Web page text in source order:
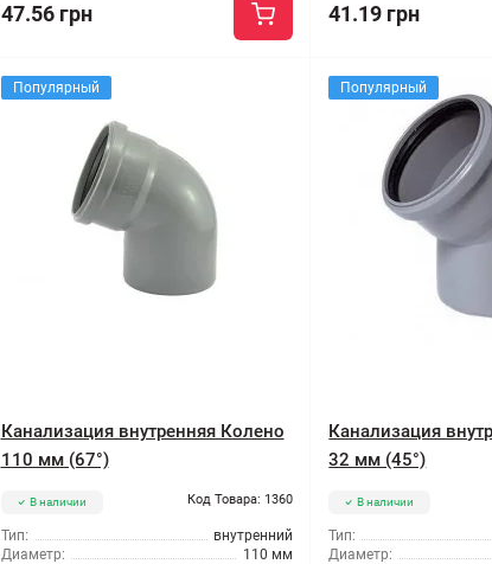
47.56 грн 41.19 грн
Популярный
Канализация внутренняя Колено
110 мм (67°)
В наличии Код Товара: 1360
Тип:
внутренний
Диаметр:
110 мм
Популярный
Канализация
32 мм (45°)
В наличии
Тип:
Диаметр: